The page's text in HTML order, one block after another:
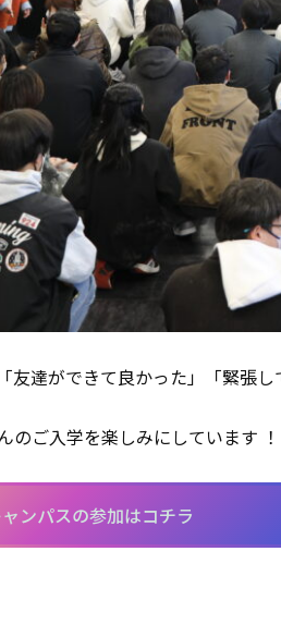
友達ができて良かった」「緊張
のご入学を楽しみにしています ！
ンパスの参加はコチラ